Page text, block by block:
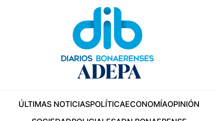
ÚLTIMAS NOTICIASPOLÍTICAECONOMÍAOPINIÓN